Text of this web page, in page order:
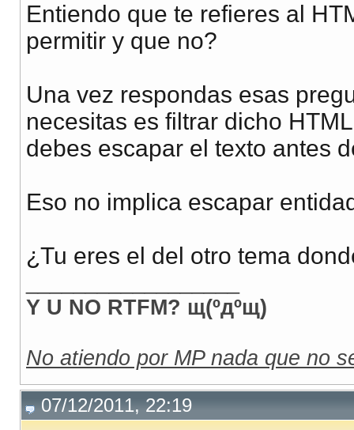
Entiendo que te refieres al
permitir y que no?
Una vez respondas esas
necesitas es filtrar dicho
debes escapar el texto antes
Eso no implica escapar
¿Tu eres el del otro tema
Y U NO RTFM? щ(ºдºщ)
No atiendo por MP nada que no
07/12/2011, 22:19